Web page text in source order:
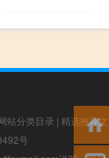
站分类目录 | 精选推荐文
号